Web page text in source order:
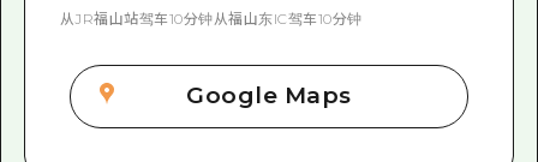
从JR福山站驾车10分钟从福山东IC驾车10分钟
Google Maps